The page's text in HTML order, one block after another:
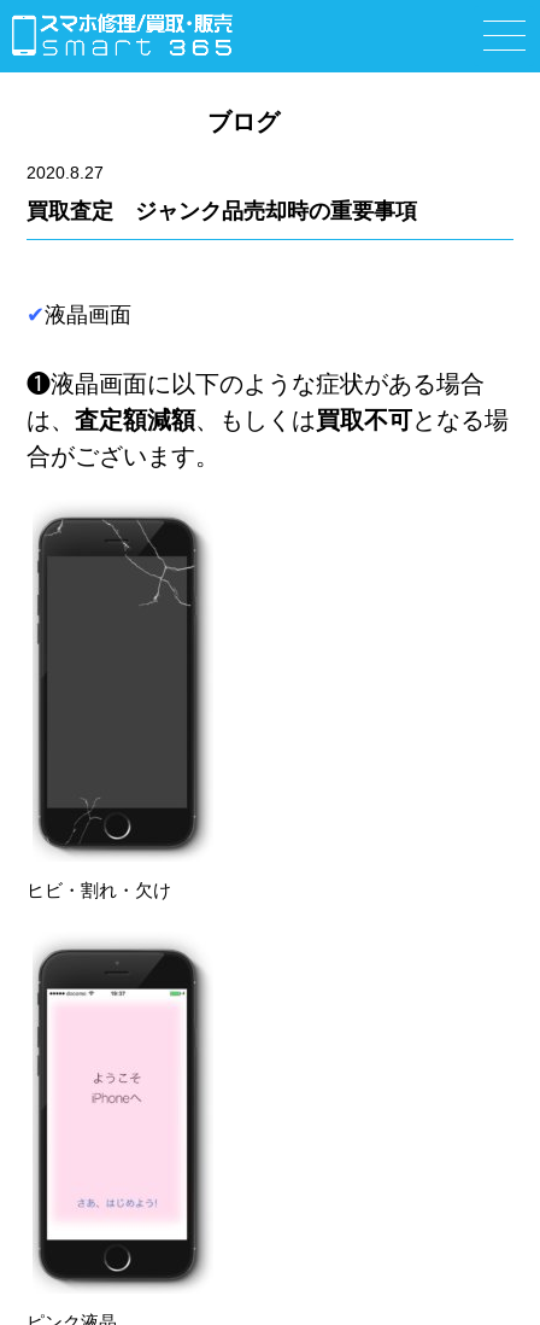
ブログ
2020.8.27
買取査定 ジャンク品売却時の重要事項
✔液晶画面
❶液晶画面に以下のような症状がある場合
は、査定額減額、もしくは買取不可となる場
合がございます。
ヒビ・割れ・欠け